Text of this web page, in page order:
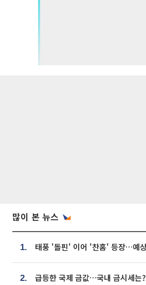
많이 본 뉴스
1.
2. 급등한 국제 금값…국내 금시세는?